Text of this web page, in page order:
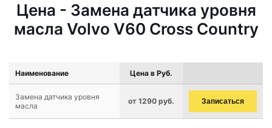
Цена - Замена датчика уровня
масла Volvo V60 Cross Country
Наименование Цена в Руб.
Замена датчика уровня
масла
от 1290 руб. Записаться